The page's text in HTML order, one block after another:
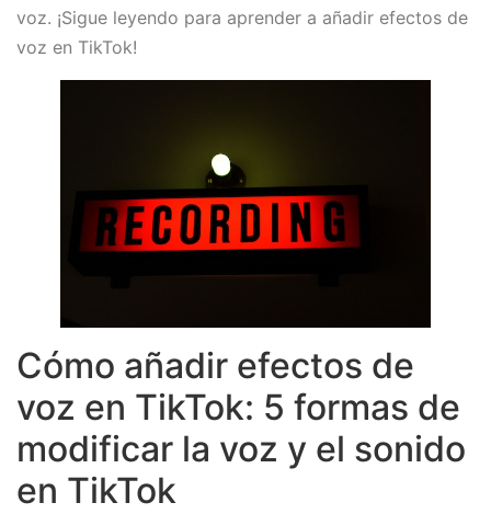
voz. ¡Sigue leyendo para aprender a añadir efectos de
voz en TikTok!
Cómo añadir efectos de
voz en TikTok: 5 formas de
modificar la voz y el sonido
en TikTok